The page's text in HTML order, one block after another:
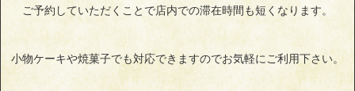
ご予約していただくことで店内での滞在時間も短くなります。
小物ケーキや焼菓子でも対応できますのでお気軽にご利用下さい。